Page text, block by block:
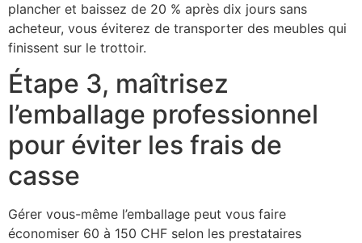
plancher et baissez de 20 % après dix jours sans
acheteur, vous éviterez de transporter des meubles qui
finissent sur le trottoir.
Étape 3, maîtrisez
l’emballage professionnel
pour éviter les frais de
casse
Gérer vous-même l’emballage peut vous faire
économiser 60 à 150 CHF selon les prestataires